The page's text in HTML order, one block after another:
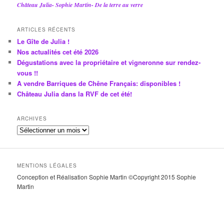
Château Julia- Sophie Martin- De la terre au verre
ARTICLES RÉCENTS
Le Gîte de Julia !
Nos actualités cet été 2026
Dégustations avec la propriétaire et vigneronne sur rendez-
vous !!
A vendre Barriques de Chêne Français: disponibles !
Château Julia dans la RVF de cet été!
ARCHIVES
A
c
i
v
e
MENTIONS LÉGALES
Conception et Réalisation Sophie Martin ©Copyright 2015 Sophie
Martin